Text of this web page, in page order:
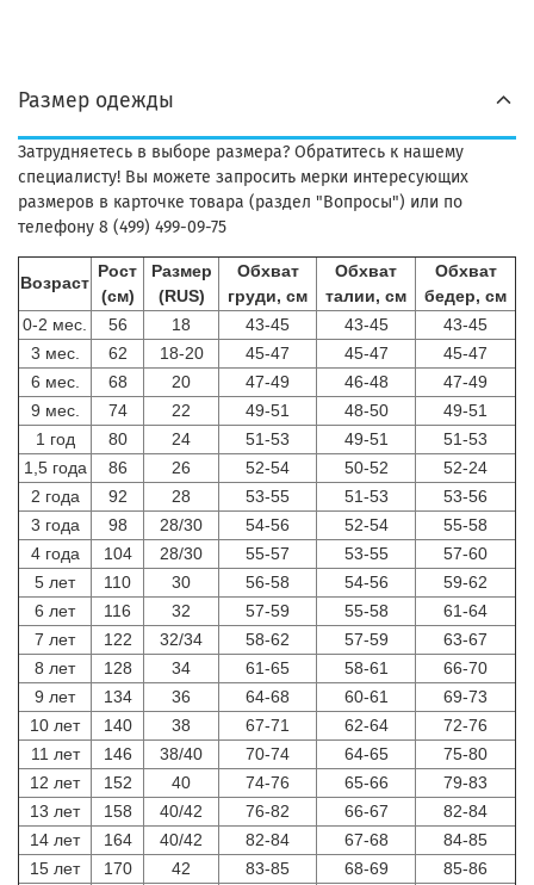
Размер одежды
Затрудняетесь в выборе размера? Обратитесь к нашему
специалисту! Вы можете запросить мерки интересующих
размеров в карточке товара (раздел "Вопросы") или по
телефону 8 (499) 499-09-75
Возраст
Рост
(см)
Размер
(RUS)
Обхват
груди, см
Обхват
талии, см
Обхват
бедер, см
0-2 мес.
56 18 43-45 43-45
43-45
3 мес.
62 18-20 45-47 45-47
45-47
6 мес.
68 20 47-49 46-48
47-49
9 мес.
74 22 49-51 48-50
49-51
1 год
80 24 51-53 49-51
51-53
1,5 года
86 26 52-54 50-52
52-24
2 года
92 28 53-55 51-53
53-56
3 года
98 28/30 54-56 52-54
55-58
4 года
104 28/30 55-57 53-55
57-60
5 лет
110 30 56-58 54-56
59-62
6 лет
116 32 57-59 55-58
61-64
7 лет
122 32/34 58-62 57-59
63-67
8 лет
128 34 61-65 58-61
66-70
9 лет
134 36 64-68 60-61
69-73
10 лет
140 38 67-71 62-64
72-76
11 лет
146 38/40 70-74 64-65
75-80
12 лет
152 40 74-76 65-66
79-83
13 лет
158 40/42 76-82 66-67
82-84
14 лет
164 40/42 82-84 67-68
84-85
15 лет
170 42 83-85 68-69
85-86